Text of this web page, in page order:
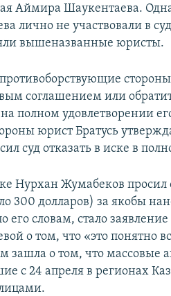
Аймира Шаукентаева.
лично не участвовали в
вышеназванные юристы.
соглашением или
полном удовлетворении
юрист Братусь
суд отказать в иске в
Нурхан Жумабеков просил
300 долларов) за якобы
его словам, стало
о том, что «это понятно
зашла о том, что массовые
с 24 апреля в регионах